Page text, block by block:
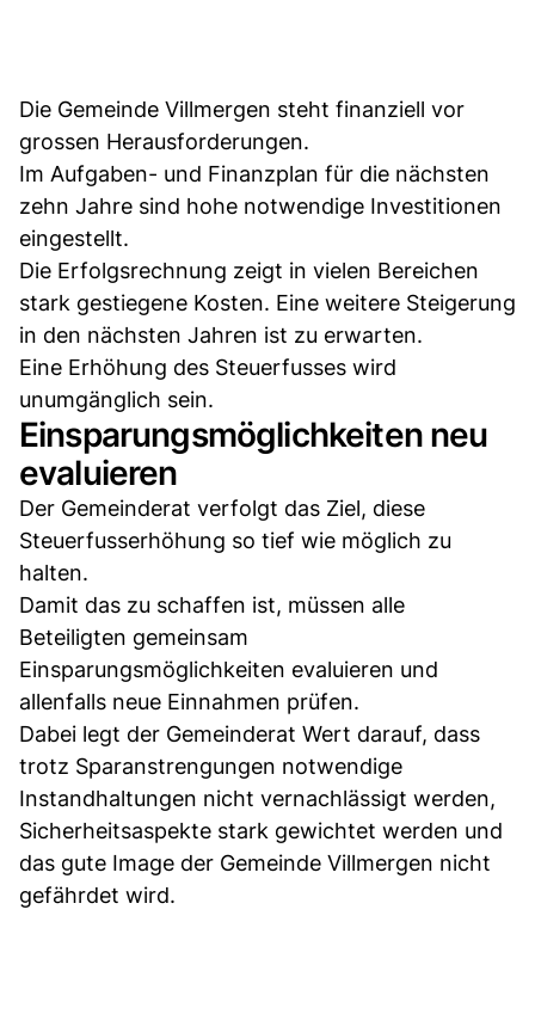
Die Gemeinde Villmergen steht finanziell vor
grossen Herausforderungen.
Im Aufgaben- und Finanzplan für die nächsten
zehn Jahre sind hohe notwendige Investitionen
eingestellt.
Die Erfolgsrechnung zeigt in vielen Bereichen
stark gestiegene Kosten. Eine weitere Steigerung
in den nächsten Jahren ist zu erwarten.
Eine Erhöhung des Steuerfusses wird
unumgänglich sein.
Einsparungsmöglichkeiten neu
evaluieren
Der Gemeinderat verfolgt das Ziel, diese
Steuerfusserhöhung so tief wie möglich zu
halten.
Damit das zu schaffen ist, müssen alle
Beteiligten gemeinsam
Einsparungsmöglichkeiten evaluieren und
allenfalls neue Einnahmen prüfen.
Dabei legt der Gemeinderat Wert darauf, dass
trotz Sparanstrengungen notwendige
Instandhaltungen nicht vernachlässigt werden,
Sicherheitsaspekte stark gewichtet werden und
das gute Image der Gemeinde Villmergen nicht
gefährdet wird.